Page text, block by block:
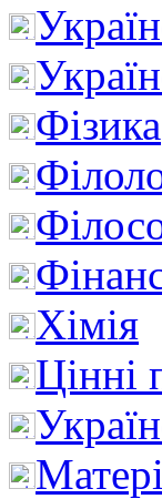
Фізика
Хімія
Цінні